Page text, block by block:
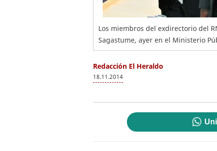
Los miembros del exdirectorio del
Sagastume, ayer en el Ministerio
Redacción El Heraldo
18.11.2014